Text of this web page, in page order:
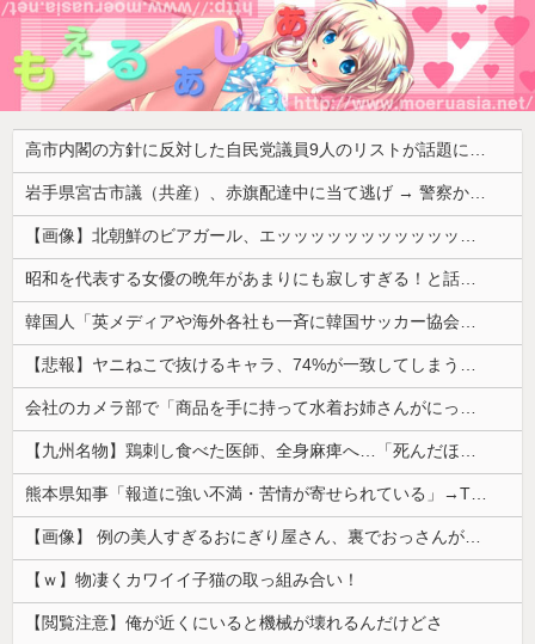
高市内閣の方針に反対した自民党議員9人のリストが話題に、「岩屋はどこへ行った？」との指摘もあるが……
岩手県宮古市議（共産）、赤旗配達中に当て逃げ → 警察から連絡が来て宮古署を訪れ事情聴取
【画像】北朝鮮のビアガール、エッッッッッッッッッッッッッッッッッ！
昭和を代表する女優の晩年があまりにも寂しすぎる！と話題に、自身の子供を餓死する寸前までネグレクトした挙句……
韓国人「英メディアや海外各社も一斉に韓国サッカー協会を巡る過去の不祥事を報道！」→「国際的な信用失墜の危機‥」
【悲報】ヤニねこで抜けるキャラ、74%が一致してしまうｗｗｗｗｗ
会社のカメラ部で「商品を手に持って水着お姉さんがにっこり」を撮影、だがお姉さんは素人アルバイトで親バレした結果……
【九州名物】鶏刺し食べた医師、全身麻痺へ…「死んだほうが良かったと思っていた」
熊本県知事「報道に強い不満・苦情が寄せられている」→TBSの報道特集がまさにそれな件
【画像】 例の美人すぎるおにぎり屋さん、裏でおっさんが握っていたｗｗｗｗｗｗｗｗｗｗｗｗｗｗｗｗｗ
【ｗ】物凄くカワイイ子猫の取っ組み合い！
【閲覧注意】俺が近くにいると機械が壊れるんだけどさ